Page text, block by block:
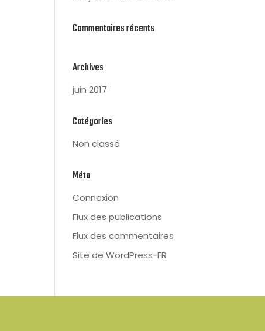
Commentaires récents
Archives
juin 2017
Catégories
Non classé
Méta
Connexion
Flux des publications
Flux des commentaires
Site de WordPress-FR